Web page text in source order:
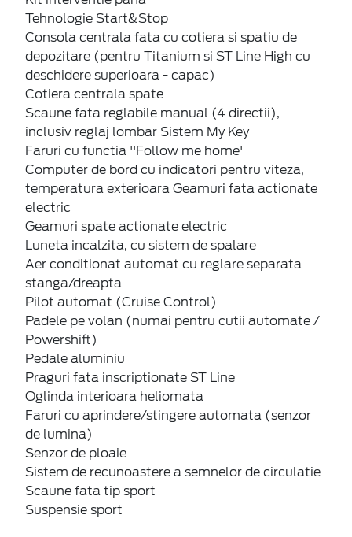
Tehnologie Start&Stop
Consola centrala fata cu cotiera si spatiu de
depozitare (pentru Titanium si ST Line High cu
deschidere superioara - capac)
Cotiera centrala spate
Scaune fata reglabile manual (4 directii),
inclusiv reglaj lombar Sistem My Key
Faruri cu functia ''Follow me home'
Computer de bord cu indicatori pentru viteza,
temperatura exterioara Geamuri fata actionate
electric
Geamuri spate actionate electric
Luneta incalzita, cu sistem de spalare
Aer conditionat automat cu reglare separata
stanga/dreapta
Pilot automat (Cruise Control)
Padele pe volan (numai pentru cutii automate /
Powershift)
Pedale aluminiu
Praguri fata inscriptionate ST Line
Oglinda interioara heliomata
Faruri cu aprindere/stingere automata (senzor
de lumina)
Senzor de ploaie
Sistem de recunoastere a semnelor de circulatie
Scaune fata tip sport
Suspensie sport